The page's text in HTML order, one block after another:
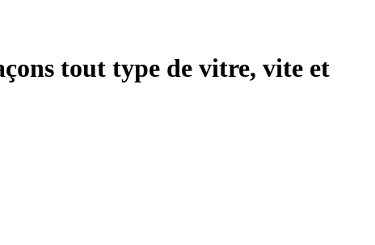
tout type de vitre, vite et